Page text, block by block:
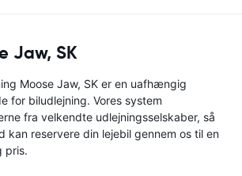
Jaw, SK
Moose Jaw, SK er en uafhængig
for biludlejning. Vores system
fra velkendte udlejningsselskaber, så
kan reservere din lejebil gennem os til en
pris.